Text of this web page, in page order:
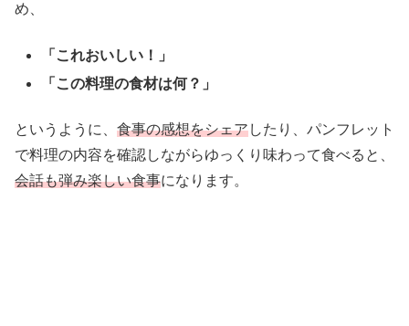
め、
「これおいしい！」
「この料理の食材は何？」
というように、 食事の感想をシェアしたり、パンフレット
で料理の内容を確認しながらゆっくり味わって食べると、
会話も弾み楽しい食事になります。